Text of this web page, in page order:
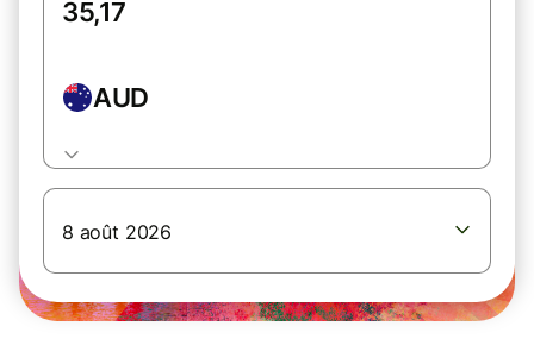
AUD
8 août 2026